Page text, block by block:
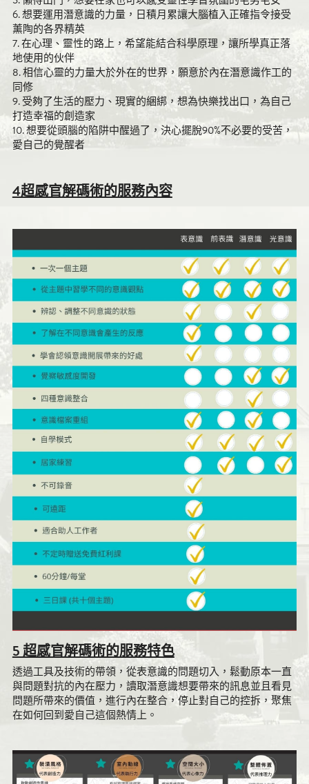
6. 想要運用潛意識的力量，日積月累讓大腦植入正確指令接受
薰陶的各界精英
7. 在心理、靈性的路上，希望能結合科學原理，讓所學真正落
地使用的伙伴
8. 相信心靈的力量大於外在的世界，願意於內在潛意識作工的
同修
9. 受夠了生活的壓力、現實的綑綁，想為快樂找出口，為自己
打造幸福的創造家
10. 想要從頭腦的陷阱中醒過了，決心擺脫90%不必要的受苦，
愛自己的覺醒者
4超感官解碼術的服務內容
5 超感官解碼術的服務特色
透過工具及技術的帶領，從表意識的問題切入，鬆動原本一直
與問題對抗的內在壓力，讀取潛意識想要帶來的訊息並且看見
問題所帶來的價值，進行內在整合，停止對自己的控拆，聚焦
在如何回到愛自己這個熱情上。